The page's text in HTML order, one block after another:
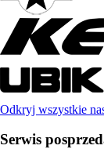
Odkryj wszystkie
Serwis